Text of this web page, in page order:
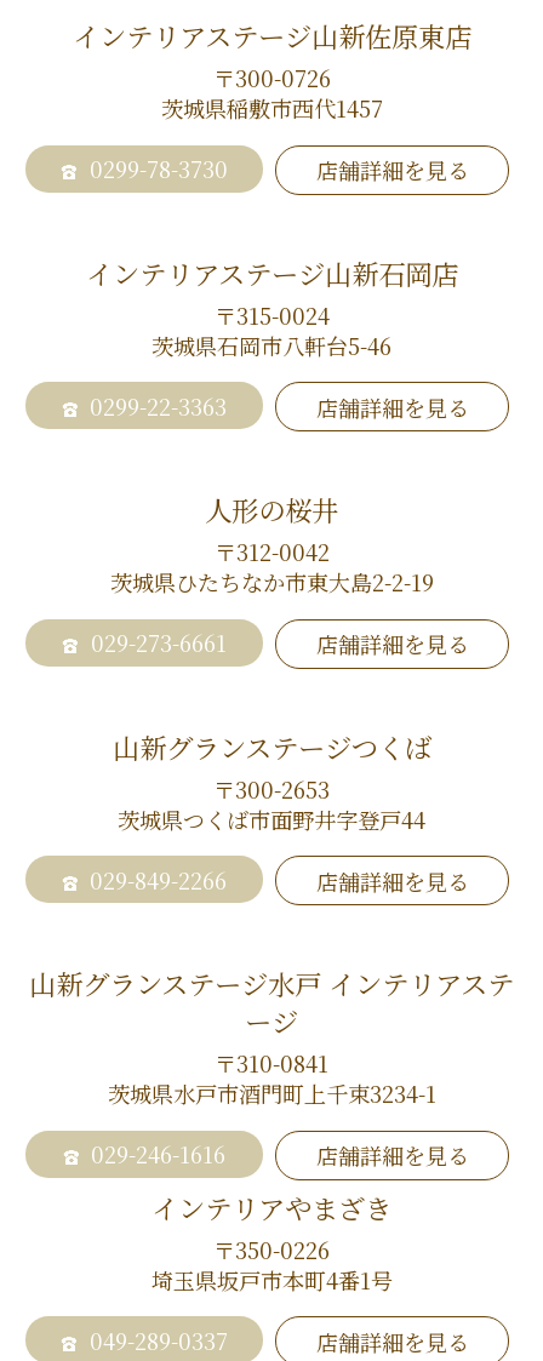
インテリアステージ山新佐原東店
〒300-0726
茨城県稲敷市西代1457
0299-78-3730
店舗詳細を見る
インテリアステージ山新石岡店
〒315-0024
茨城県石岡市八軒台5-46
0299-22-3363
店舗詳細を見る
人形の桜井
〒312-0042
茨城県ひたちなか市東大島2-2-19
029-273-6661
店舗詳細を見る
山新グランステージつくば
〒300-2653
茨城県つくば市面野井字登戸44
029-849-2266
店舗詳細を見る
山新グランステージ水戸 インテリアステ
ージ
〒310-0841
茨城県水戸市酒門町上千束3234-1
029-246-1616
店舗詳細を見る
インテリアやまざき
〒350-0226
埼玉県坂戸市本町4番1号
049-289-0337
店舗詳細を見る